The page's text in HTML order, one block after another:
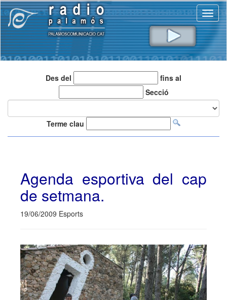
Des del
fins al
Secció
Terme clau
Agenda esportiva del cap
de setmana.
19/06/2009 Esports